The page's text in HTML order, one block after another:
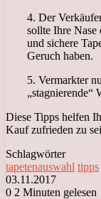
4. Der
sollte Ihre
und sichere
Geruch haben.
5. Vermarkter
„stagnierende“
Diese Tipps helfen
Kauf zufrieden zu
Schlagwörter
tapetenauswahl tipps
03.11.2017
0 2 Minuten gelesen